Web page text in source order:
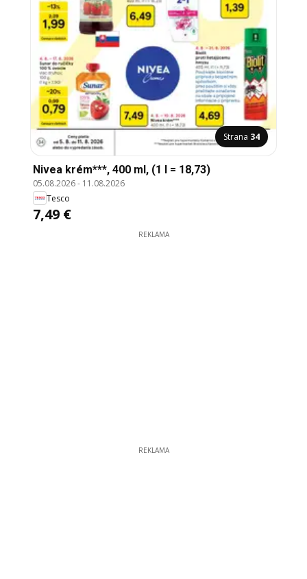
Strana 34
Nivea krém***, 400 ml, (1 l = 18,73)
05.08.2026- 11.08.2026
Tesco
7,49 €
REKLAMA
REKLAMA